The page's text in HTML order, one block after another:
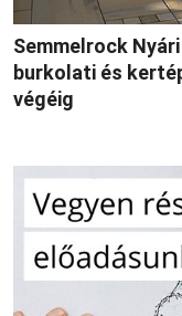
Semmelrock
burkolati és
végéig